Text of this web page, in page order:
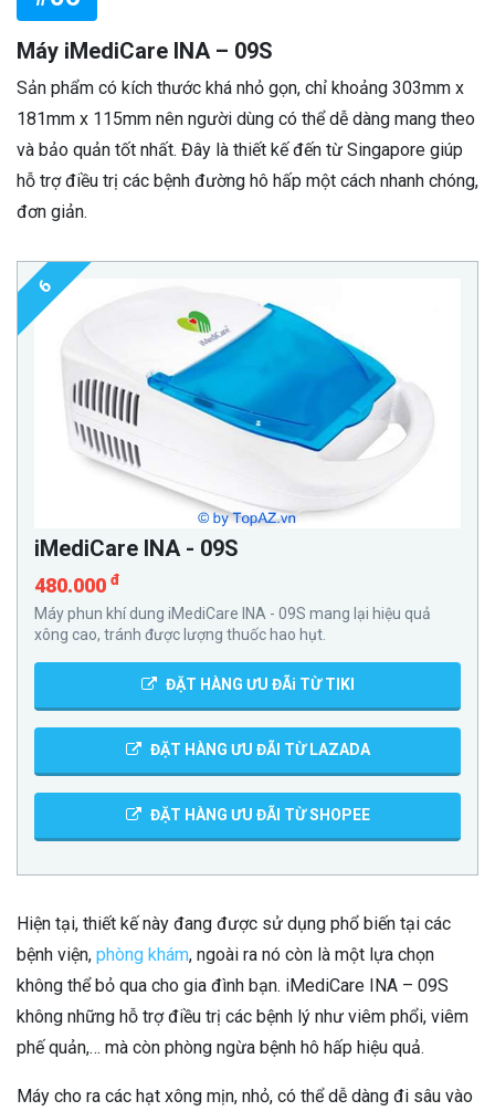
Máy iMediCare INA – 09S
Sản phẩm có kích thước khá nhỏ gọn, chỉ khoảng 303mm x
181mm x 115mm nên người dùng có thể dễ dàng mang theo
và bảo quản tốt nhất. Đây là thiết kế đến từ Singapore giúp
hỗ trợ điều trị các bệnh đường hô hấp một cách nhanh chóng,
đơn giản.
6
iMediCare INA - 09S
480.000 đ
Máy phun khí dung iMediCare INA - 09S mang lại hiệu quả
xông cao, tránh được lượng thuốc hao hụt.
ĐẶT HÀNG ƯU ĐÃi TỪ TIKI
ĐẶT HÀNG ƯU ĐÃI TỪ LAZADA
ĐẶT HÀNG ƯU ĐÃI TỪ SHOPEE
Hiện tại, thiết kế này đang được sử dụng phổ biến tại các
bệnh viện, phòng khám, ngoài ra nó còn là một lựa chọn
không thể bỏ qua cho gia đình bạn. iMediCare INA – 09S
không những hỗ trợ điều trị các bệnh lý như viêm phổi, viêm
phế quản,… mà còn phòng ngừa bệnh hô hấp hiệu quả.
Máy cho ra các hạt xông mịn, nhỏ, có thể dễ dàng đi sâu vào